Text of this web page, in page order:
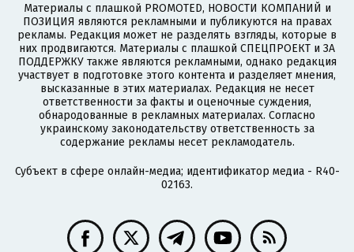
Материалы с плашкой PROMOTED, НОВОСТИ КОМПАНИЙ и
ПОЗИЦИЯ являются рекламными и публикуются на правах
рекламы. Редакция может не разделять взгляды, которые в
них продвигаются. Материалы с плашкой СПЕЦПРОЕКТ и ЗА
ПОДДЕРЖКУ также являются рекламными, однако редакция
участвует в подготовке этого контента и разделяет мнения,
высказанные в этих материалах. Редакция не несет
ответственности за факты и оценочные суждения,
обнародованные в рекламных материалах. Согласно
украинскому законодательству ответственность за
содержание рекламы несет рекламодатель.
Субъект в сфере онлайн-медиа; идентификатор медиа - R40-
02163.